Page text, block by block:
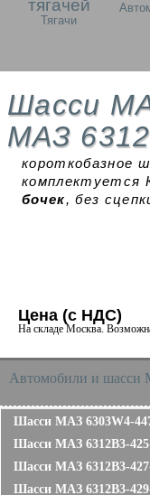
Тягачи
Шасси
МАЗ
короткобазное
комплектуется
бочек, без
Цена (с НДС)
На складе Москва.
Автомобили и шасси
Шасси МАЗ 6303W4-
Шасси МАЗ 6312B3-
Шасси МАЗ 6312B3-
Шасси МАЗ 6312B3-